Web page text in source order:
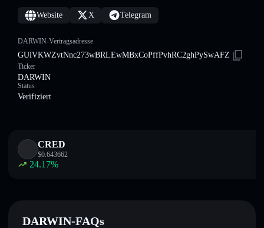
Website X Telegram
DARWIN-Vertragsadresse
GUiVKWZvtNnc273wBRLEwMBxCoPffPvhRC2ghPySwAFZ
Ticker
DARWIN
Status
Verifiziert
CRED
$0.643662
24.17%
DARWIN-FAQs